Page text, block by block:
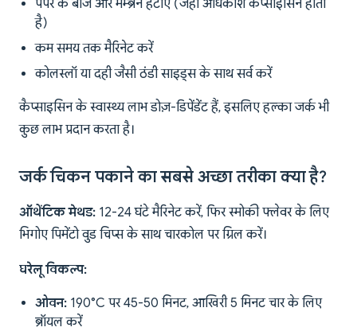
पेपर के बीज और मेम्ब्रेन हटाएं (जहां अधिकांश कैप्साइसिन होता
है)
कम समय तक मैरिनेट करें
कोलस्लॉ या दही जैसी ठंडी साइड्स के साथ सर्व करें
कैप्साइसिन के स्वास्थ्य लाभ डोज़-डिपेंडेंट हैं, इसलिए हल्का जर्क भी
कुछ लाभ प्रदान करता है।
जर्क चिकन पकाने का सबसे अच्छा तरीका क्या है?
ऑथेंटिक मेथड: 12-24 घंटे मैरिनेट करें, फिर स्मोकी फ्लेवर के लिए
भिगोए पिमेंटो वुड चिप्स के साथ चारकोल पर ग्रिल करें।
घरेलू विकल्प:
ओवन: 190°C पर 45-50 मिनट, आखिरी 5 मिनट चार के लिए
ब्रॉयल करें